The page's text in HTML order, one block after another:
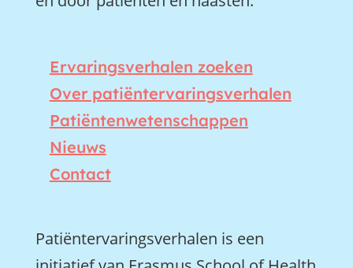
Ervaringsverhalen zoeken
Over patiëntervaringsverhalen
Patiëntenwetenschappen
Nieuws
Contact
Patiëntervaringsverhalen is een